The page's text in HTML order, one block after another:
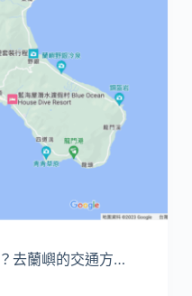
去蘭嶼的交通方…